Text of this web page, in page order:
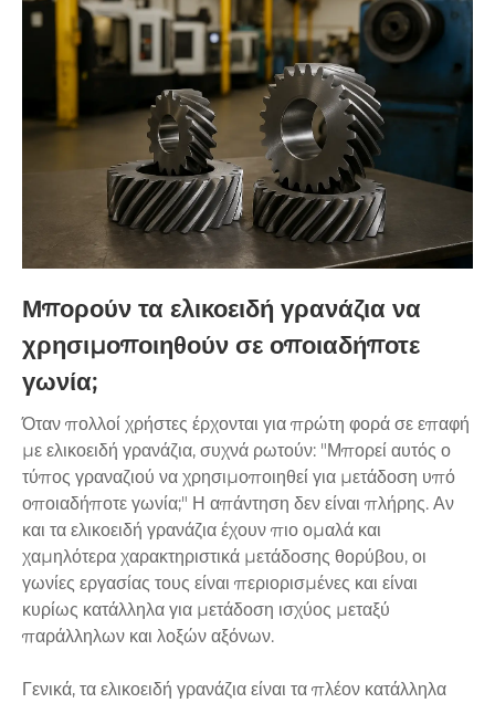
Μπορούν τα ελικοειδή γρανάζια να
χρησιμοποιηθούν σε οποιαδήποτε
γωνία;
Όταν πολλοί χρήστες έρχονται για πρώτη φορά σε επαφή
με ελικοειδή γρανάζια, συχνά ρωτούν: "Μπορεί αυτός ο
τύπος γραναζιού να χρησιμοποιηθεί για μετάδοση υπό
οποιαδήποτε γωνία;" Η απάντηση δεν είναι πλήρης. Αν
και τα ελικοειδή γρανάζια έχουν πιο ομαλά και
χαμηλότερα χαρακτηριστικά μετάδοσης θορύβου, οι
γωνίες εργασίας τους είναι περιορισμένες και είναι
κυρίως κατάλληλα για μετάδοση ισχύος μεταξύ
παράλληλων και λοξών αξόνων.
Γενικά, τα ελικοειδή γρανάζια είναι τα πλέον κατάλληλα